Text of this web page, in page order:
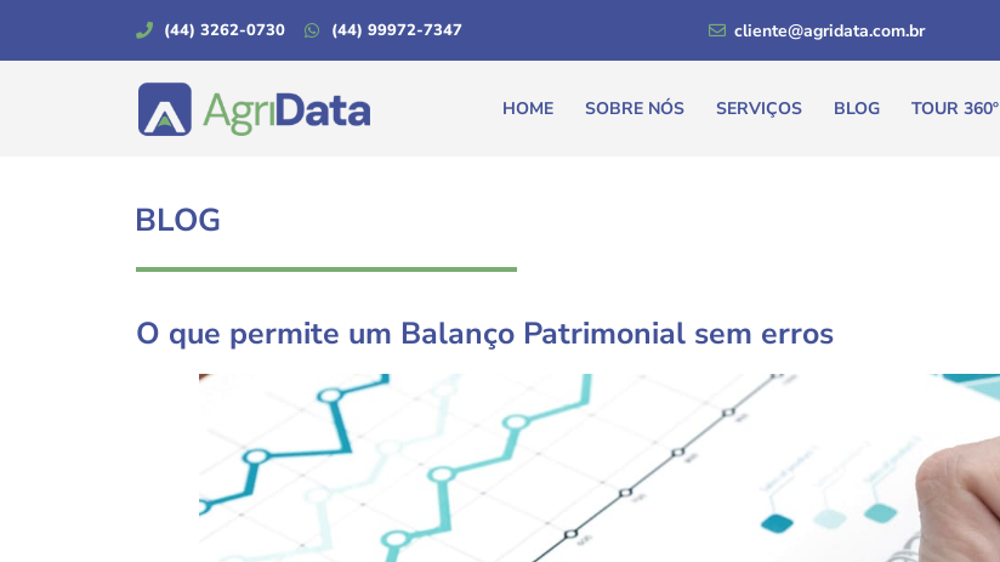
(44) 3262-0730 (44) 99972-7347 cliente@agridata.com.br
HOME SOBRE NÓS SERVIÇOS BLOG TOUR 360º
BLOG
O que permite um Balanço Patrimonial sem erros